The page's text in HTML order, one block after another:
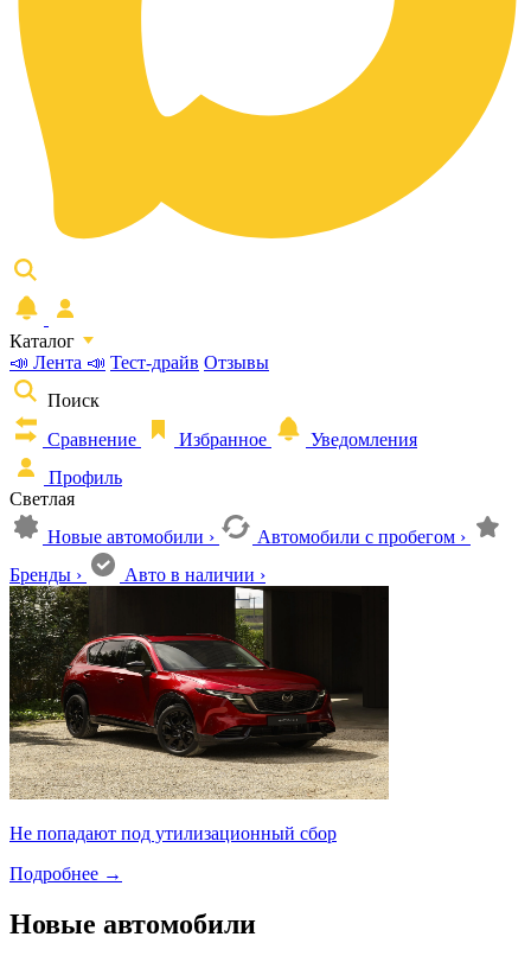
Каталог
📣 Лента 📣 Тест-драйв Отзывы
Поиск
Сравнение
Избранное
Уведомления
Профиль
Светлая
Новые автомобили › Автомобили с пробегом ›
Бренды › Авто в наличии ›
Не попадают под утилизационный сбор
Подробнее →
Новые автомобили